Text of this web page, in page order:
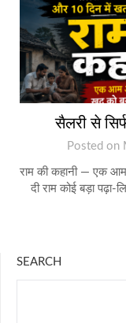
सैलरी से
Posted on
राम की कहानी — एक
दी राम कोई बड़ा
SEARCH